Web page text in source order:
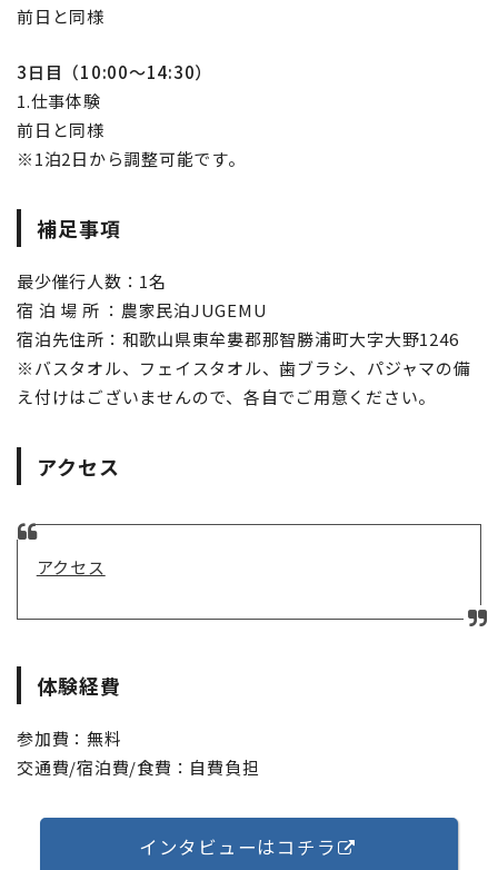
前日と同様
3日目（10:00～14:30）
1.仕事体験
前日と同様
※1泊2日から調整可能です。
補足事項
最少催行人数：1名
宿 泊 場 所 ：農家民泊JUGEMU
宿泊先住所：和歌山県東牟婁郡那智勝浦町大字大野1246
※バスタオル、フェイスタオル、歯ブラシ、パジャマの備
え付けはございませんので、各自でご用意ください。
アクセス
アクセス
体験経費
参加費：無料
交通費/宿泊費/食費：自費負担
インタビューはコチラ